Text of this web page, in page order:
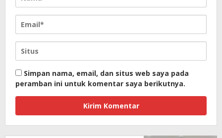
Simpan nama, email, dan situs web saya pada
peramban ini untuk komentar saya berikutnya.